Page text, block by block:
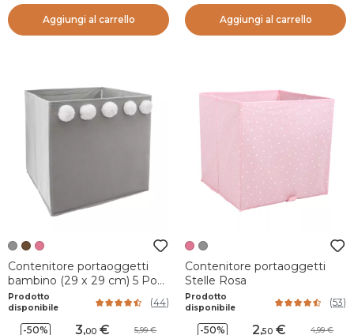
Aggiungi al carrello Aggiungi al carrello
Contenitore portaoggetti
bambino (29 x 29 cm) 5 Pon
pon Grigio
Prodotto
disponibile
(44)
-50% 3,00 5,99
Contenitore portaoggetti
Stelle Rosa
Prodotto
disponibile
(53)
-50% 2,50 4,99